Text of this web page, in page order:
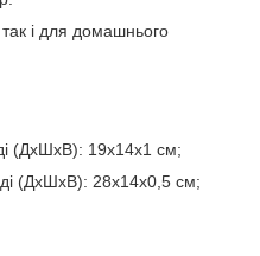
і для домашнього
(ДхШхВ): 19х14х1 см;
(ДхШхВ): 28х14х0,5 см;